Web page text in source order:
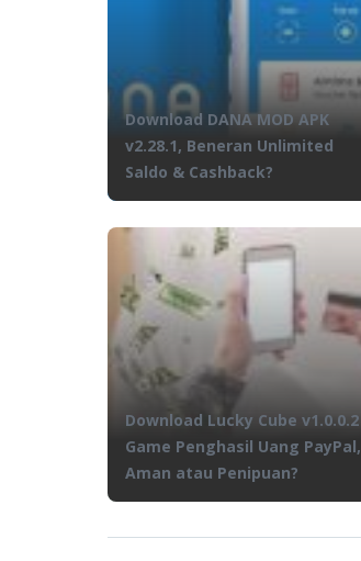
Download DANA MOD APK
v2.28.1, Beneran Unlimited
Saldo & Cashback?
Download Lucky Cube v1.0.0.2
Game Penghasil Uang PayPal,
Aman atau Penipuan?